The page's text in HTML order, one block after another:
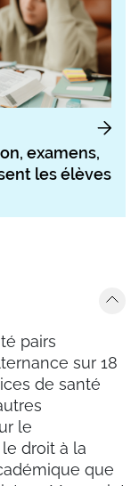
examens,
les élèves
pairs
sur 18
de santé
le
droit à la
que